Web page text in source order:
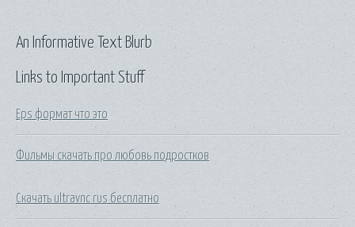
Links to Important Stuff
Eps формат что это
Фильмы скачать про любовь подростков
Скачать ultravnc rus бесплатно
An Informative Text Blurb